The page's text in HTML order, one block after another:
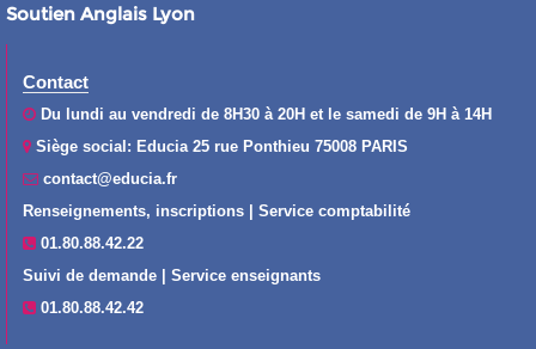
Soutien Anglais Lyon
Contact
Du lundi au vendredi de 8H30 à 20H et le samedi de 9H à 14H
Siège social: Educia 25 rue Ponthieu 75008 PARIS
contact@educia.fr
Renseignements, inscriptions | Service comptabilité
01.80.88.42.22
Suivi de demande | Service enseignants
01.80.88.42.42